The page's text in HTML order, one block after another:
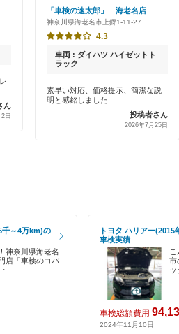
ん
日
「車検の速太郎」 海老名店
神奈川県海老名市上郷1-11-27
4.3
車両 : ダイハツ ハイゼットト
ラック
素早い対応、価格提示、簡潔な説
明と感銘しました
投稿者さん
2026年7月25日
千～4万km)の
神奈川県海老名
店「車検のコバ
トヨタ ハリアー
車検実績
市
車検総額費用
2024年11月10日